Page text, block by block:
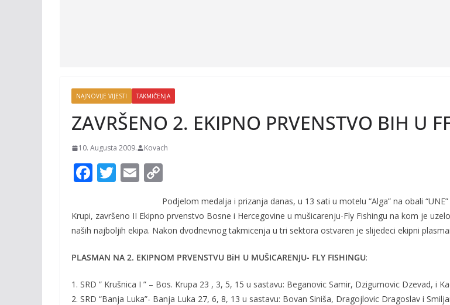
NAJNOVIJE VIJESTI TAKMIČENJA
ZAVRŠENO 2. EKIPNO PRVENSTVO BIH U
10. Augusta 2009. Kovach
F
e
b
o
k
T
itt
er
E
ai
l
p
y
n
k
Podjelom medalja i prizanja danas, u 13 sati u motelu “Alga” na obali
Krupi, završeno II Ekipno prvenstvo Bosne i Hercegovine u mušicarenju-Fly Fishingu na kom je
naših najboljih ekipa. Nakon dvodnevnog takmicenja u tri sektora ostvaren je slijedeci ekipni plasman
PLASMAN NA 2. EKIPNOM PRVENSTVU BiH U MUŠICARENJU- FLY FISHINGU:
1. SRD ” Krušnica I ” – Bos. Krupa 23 , 3, 5, 15 u sastavu: Beganovic Samir, Dzigumovic Dzevad, i
2. SRD “Banja Luka”- Banja Luka 27, 6, 8, 13 u sastavu: Bovan Siniša, Dragojlovic Dragoslav i